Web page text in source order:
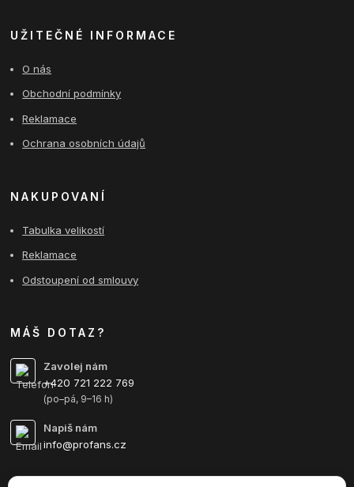
UŽITEČNÉ INFORMACE
O nás
Obchodní podmínky
Reklamace
Ochrana osobních údajů
NAKUPOVANÍ
Tabulka velikostí
Reklamace
Odstoupení od smlouvy
MÁŠ DOTAZ?
Zavolej nám
+420 721 222 769
(po–pá, 9–16 h)
Napiš nám
info@profans.cz